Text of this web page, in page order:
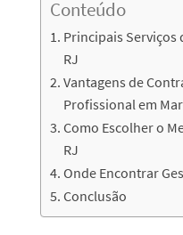
Conteúdo
Principais Serviços
RJ
Vantagens de
Profissional em
Como Escolher o
RJ
Onde Encontrar
Conclusão